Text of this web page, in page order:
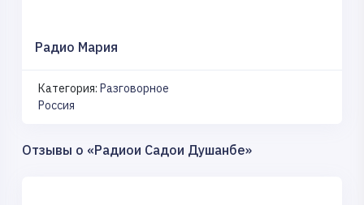
Радио Мария
Категория: Разговорное
Россия
Отзывы о «Радиои Садои Душанбе»